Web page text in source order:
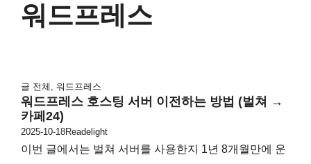
워드프레스
글 전체 , 워드프레스
워드프레스 호스팅 서버 이전하는 방법 (벌쳐 →
카페24)
2025-10-18Readelight
이번 글에서는 벌쳐 서버를 사용한지 1년 8개월만에 운